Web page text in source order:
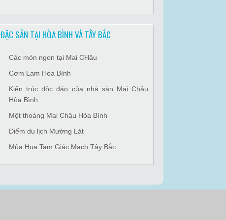
ĐẶC SẢN TẠI HÒA BÌNH VÀ TÂY BẮC
Các món ngon tại Mai CHâu
Cơm Lam Hòa Bình
Kiến trúc độc đáo của nhà sàn Mai Châu
Hòa Bình
Một thoáng Mai Châu Hòa Bình
Điểm du lịch Mường Lát
Mùa Hoa Tam Giác Mạch Tây Bắc